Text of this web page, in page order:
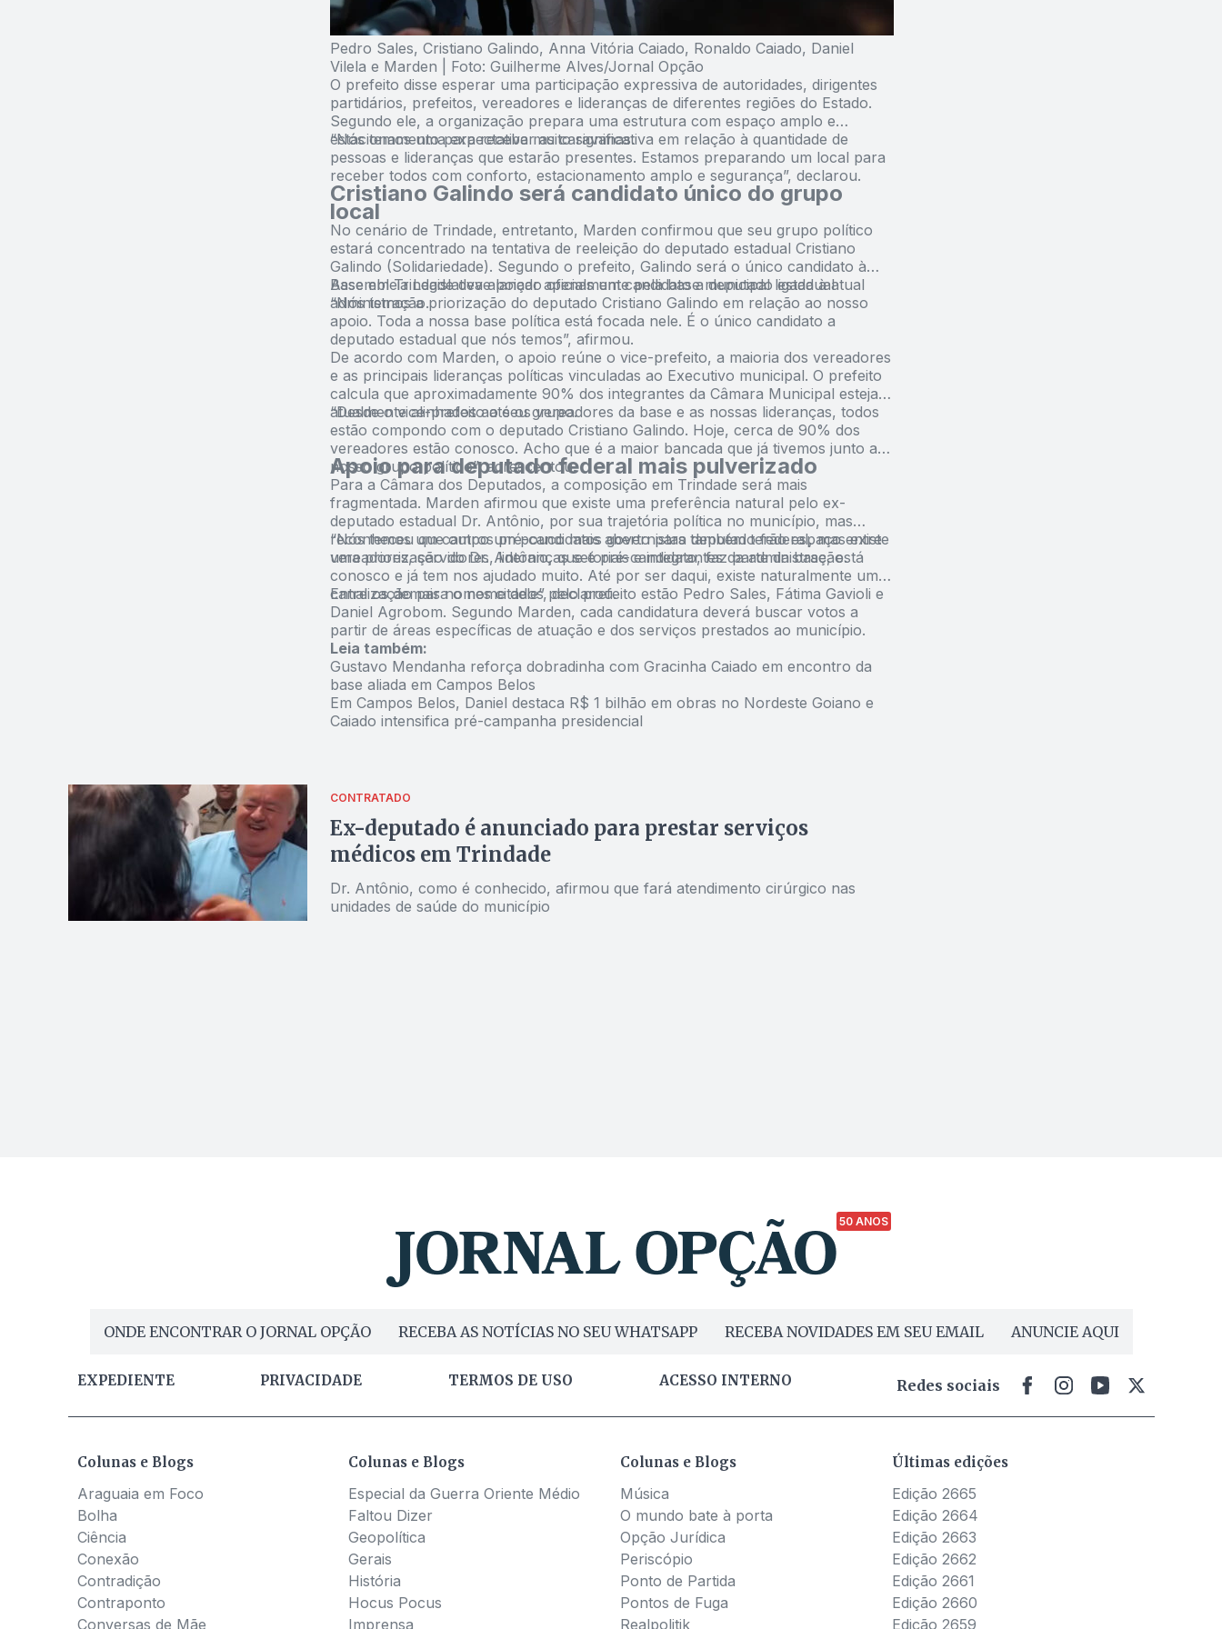
Pedro Sales, Cristiano Galindo, Anna Vitória Caiado, Ronaldo Caiado, Daniel
Vilela e Marden | Foto: Guilherme Alves/Jornal Opção
O prefeito disse esperar uma participação expressiva de autoridades, dirigentes
partidários, prefeitos, vereadores e lideranças de diferentes regiões do Estado.
Segundo ele, a organização prepara uma estrutura com espaço amplo e
estacionamento para receber as caravanas.
“Nós temos uma expectativa muito significativa em relação à quantidade de
pessoas e lideranças que estarão presentes. Estamos preparando um local para
receber todos com conforto, estacionamento amplo e segurança”, declarou.
Cristiano Galindo será candidato único do grupo
local
No cenário de Trindade, entretanto, Marden confirmou que seu grupo político
estará concentrado na tentativa de reeleição do deputado estadual Cristiano
Galindo (Solidariedade). Segundo o prefeito, Galindo será o único candidato à
Assembleia Legislativa apoiado oficialmente pela base municipal ligada à atual
administração.
Base em Trindade deve lançar apenas um candidato a deputado estadual
“Nós temos a priorização do deputado Cristiano Galindo em relação ao nosso
apoio. Toda a nossa base política está focada nele. É o único candidato a
deputado estadual que nós temos”, afirmou.
De acordo com Marden, o apoio reúne o vice-prefeito, a maioria dos vereadores
e as principais lideranças políticas vinculadas ao Executivo municipal. O prefeito
calcula que aproximadamente 90% dos integrantes da Câmara Municipal estejam
atualmente alinhados ao seu grupo.
“Desde o vice-prefeito até os vereadores da base e as nossas lideranças, todos
estão compondo com o deputado Cristiano Galindo. Hoje, cerca de 90% dos
vereadores estão conosco. Acho que é a maior bancada que já tivemos junto ao
nosso grupo político”, acrescentou.
Apoio para deputado federal mais pulverizado
Para a Câmara dos Deputados, a composição em Trindade será mais
fragmentada. Marden afirmou que existe uma preferência natural pelo ex-
deputado estadual Dr. Antônio, por sua trajetória política no município, mas
reconheceu que outros pré-candidatos governistas também terão espaço entre
vereadores, servidores, lideranças setoriais e integrantes da administração.
“Nós temos um campo um pouco mais aberto para deputado federal, mas existe
uma priorização do Dr. Antônio, que é pré-candidato, faz parte da base, está
conosco e já tem nos ajudado muito. Até por ser daqui, existe naturalmente uma
canalização para o nome dele”, declarou.
Entre os demais nomes citados pelo prefeito estão Pedro Sales, Fátima Gavioli e
Daniel Agrobom. Segundo Marden, cada candidatura deverá buscar votos a
partir de áreas específicas de atuação e dos serviços prestados ao município.
Leia também:
Gustavo Mendanha reforça dobradinha com Gracinha Caiado em encontro da
base aliada em Campos Belos
Em Campos Belos, Daniel destaca R$ 1 bilhão em obras no Nordeste Goiano e
Caiado intensifica pré-campanha presidencial
CONTRATADO
Ex-deputado é anunciado para prestar serviços
médicos em Trindade
Dr. Antônio, como é conhecido, afirmou que fará atendimento cirúrgico nas
unidades de saúde do município
50 ANOS
ONDE ENCONTRAR O JORNAL OPÇÃO RECEBA AS NOTÍCIAS NO SEU WHATSAPP RECEBA NOVIDADES EM SEU EMAIL ANUNCIE AQUI
EXPEDIENTE PRIVACIDADE TERMOS DE USO ACESSO INTERNO Redes sociais
Colunas e Blogs
Araguaia em Foco
Bolha
Ciência
Conexão
Contradição
Contraponto
Conversas de Mãe
Colunas e Blogs
Especial da Guerra Oriente Médio
Faltou Dizer
Geopolítica
Gerais
História
Hocus Pocus
Imprensa
Colunas e Blogs
Música
O mundo bate à porta
Opção Jurídica
Periscópio
Ponto de Partida
Pontos de Fuga
Realpolitik
Últimas edições
Edição 2665
Edição 2664
Edição 2663
Edição 2662
Edição 2661
Edição 2660
Edição 2659